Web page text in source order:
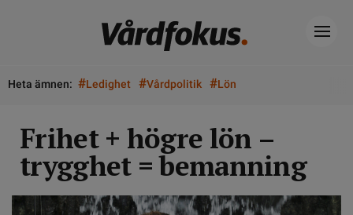
Heta ämnen: #Ledighet #Vårdpolitik #Lön
Frihet + högre lön –
trygghet = bemanning